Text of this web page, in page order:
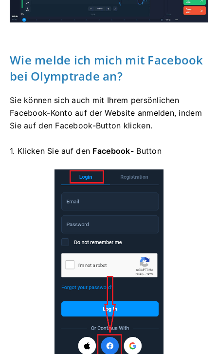
Wie melde ich mich mit Facebook
bei Olymptrade an?
Sie können sich auch mit Ihrem persönlichen
Facebook-Konto auf der Website anmelden, indem
Sie auf den Facebook-Button klicken.
1. Klicken Sie auf den Facebook-Button